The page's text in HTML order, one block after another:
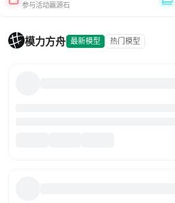
参与活动赢源石
模力方舟 最新模型 热门模型